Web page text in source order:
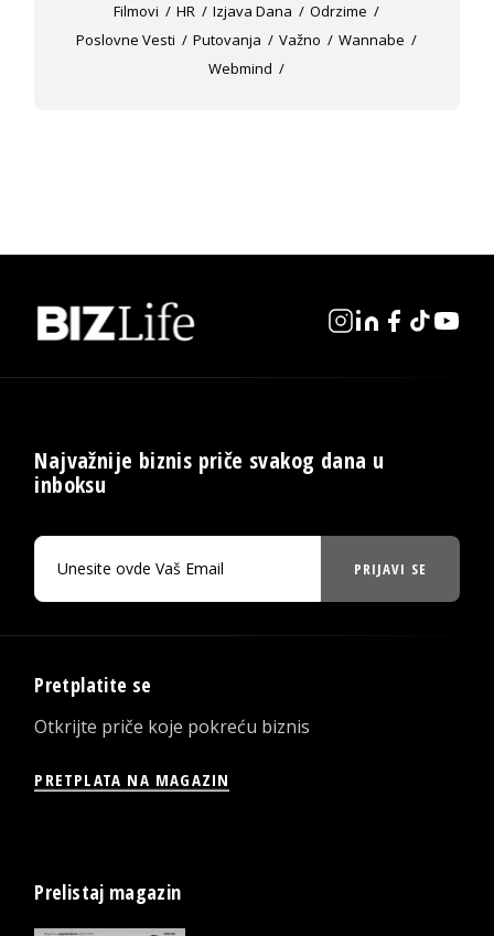
Filmovi
HR Izjava Dana
Odrzime
Poslovne Vesti
Putovanja Važno
Wannabe
Webmind
Najvažnije biznis priče svakog dana u
inboksu
PRIJAVI SE
Pretplatite se
Otkrijte priče koje pokreću biznis
PRETPLATA NA MAGAZIN
Prelistaj magazin